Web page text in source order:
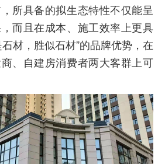
所具备的拟生态特性不仅能呈
而且在成本、施工效率上更具
材，胜似石材”的品牌优势，在
、自建房消费者两大客群上可